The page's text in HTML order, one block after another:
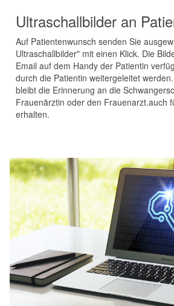
Ultraschallbilder an
Auf Patientenwunsch senden Sie
Ultraschallbilder" mit einen Klick. Die
Email auf dem Handy der Patientin
durch die Patientin weitergeleitet
bleibt die Erinnerung an die
Frauenärztin oder den Frauenarzt.auch
erhalten.